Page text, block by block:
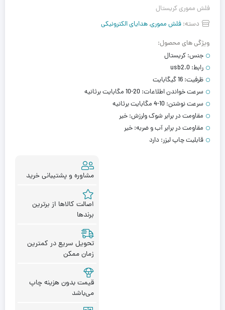
فلش مموری کریستال
دسته: فلش مموری,هدایای الکترونیکی
ویژگی های محصول:
جنس: کریستال
رابط: usb2.0
ظرفیت: 16 گیگابایت
سرعت خواندن اطلاعات: 10-20 مگابایت برثانیه
سرعت نوشتن: 4-10 مگابایت برثانیه
مقاومت در برابر شوک ولرزش: خیر
مقاومت در برابر آب و ضربه: خیر
قابلیت چاپ لیزر: دارد
مشاوره و پشتیبانی خرید
اصالت کالاها از برترین
برندها
تحویل سریع در کمترین
زمان ممکن
قیمت بدون هزینه چاپ
می‌باشد